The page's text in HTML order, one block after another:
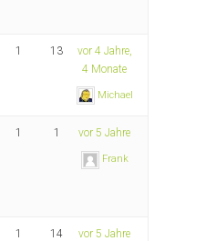
1 13
vor 4 Jahre,
4 Monate
Michael
1 1 vor 5 Jahre
Frank
1 14 vor 5 Jahre